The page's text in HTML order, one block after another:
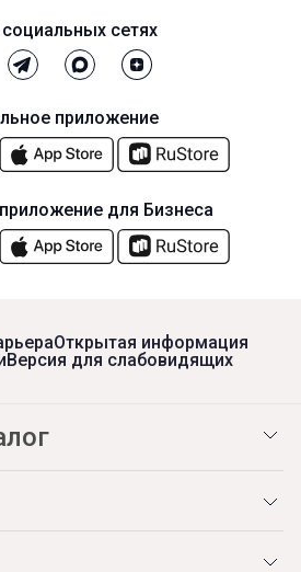
Открытая информация
Версия для слабовидящих
сетях
приложение
для Бизнеса